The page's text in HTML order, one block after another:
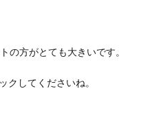
の方がとても大きいです。
クしてくださいね。